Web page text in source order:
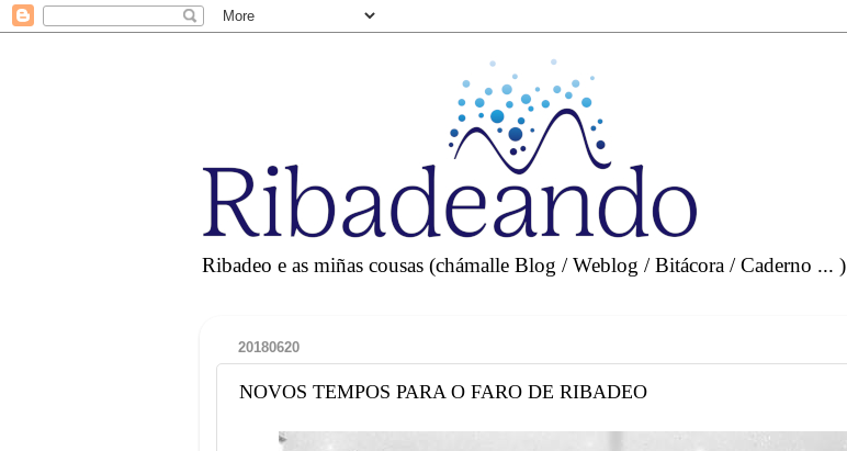
Ribadeo e as miñas cousas (chámalle Blog / Weblog / Bitácora / Caderno ... )
20180620
NOVOS TEMPOS PARA O FARO DE RIBADEO